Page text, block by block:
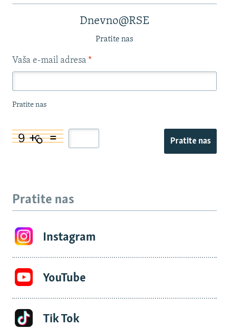
Dnevno@RSE
Pratite nas
Vaša e-mail adresa *
Pratite nas
Pratite nas
Pratite nas
Instagram
YouTube
Tik Tok